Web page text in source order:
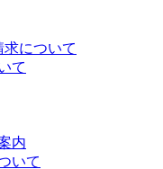
について
て
内
いて